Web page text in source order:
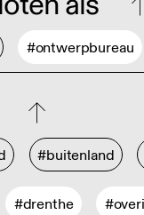
#ontwerpbureau
#buitenland
#drenthe